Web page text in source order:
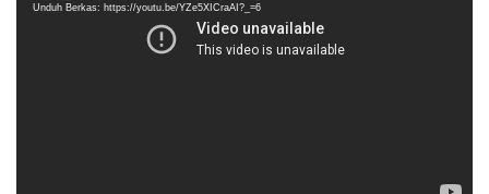
Unduh Berkas: https://youtu.be/YZe5XICraAI?_=6